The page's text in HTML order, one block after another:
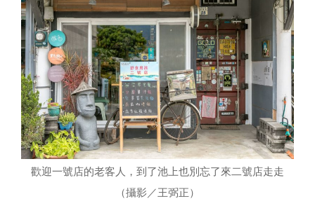
歡迎一號店的老客人，到了池上也別忘了來二號店走走
（攝影／王弼正）